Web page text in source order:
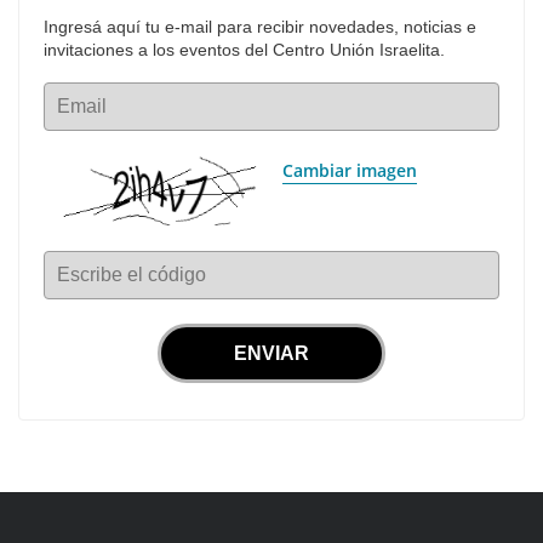
Ingresá aquí tu e-mail para recibir novedades, noticias e
invitaciones a los eventos del Centro Unión Israelita.
Email
Cambiar imagen
Escribe el código